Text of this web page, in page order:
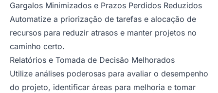
Gargalos Minimizados e Prazos Perdidos Reduzidos
Automatize a priorização de tarefas e alocação de
recursos para reduzir atrasos e manter projetos no
caminho certo.
Relatórios e Tomada de Decisão Melhorados
Utilize análises poderosas para avaliar o desempenho
do projeto, identificar áreas para melhoria e tomar